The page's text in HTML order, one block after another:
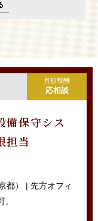
月額報酬
応相談
保守シス
担当
都） | 先方オフィ